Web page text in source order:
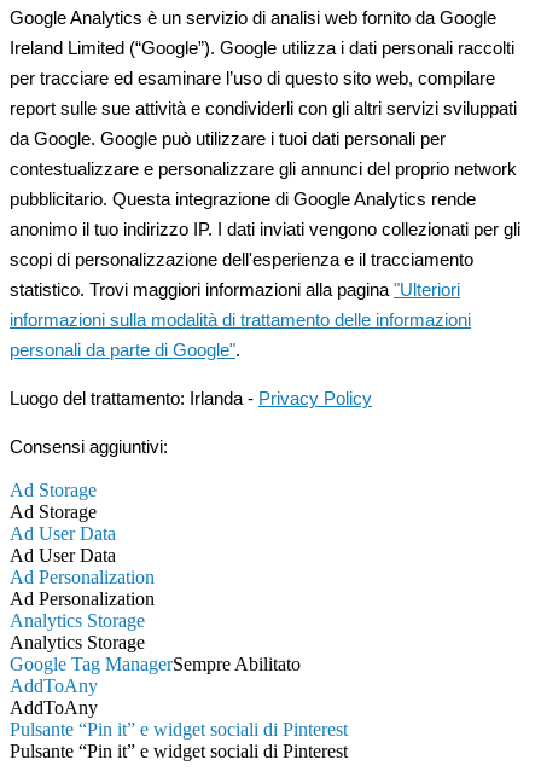
Google Analytics è un servizio di analisi web fornito da Google
Ireland Limited (“Google”). Google utilizza i dati personali raccolti
per tracciare ed esaminare l’uso di questo sito web, compilare
report sulle sue attività e condividerli con gli altri servizi sviluppati
da Google. Google può utilizzare i tuoi dati personali per
contestualizzare e personalizzare gli annunci del proprio network
pubblicitario. Questa integrazione di Google Analytics rende
anonimo il tuo indirizzo IP. I dati inviati vengono collezionati per gli
scopi di personalizzazione dell'esperienza e il tracciamento
statistico. Trovi maggiori informazioni alla pagina"Ulteriori
informazioni sulla modalità di trattamento delle informazioni
personali da parte di Google".
Luogo del trattamento: Irlanda - Privacy Policy
Consensi aggiuntivi:
Ad Storage
Ad Storage
Ad User Data
Ad User Data
Ad Personalization
Ad Personalization
Analytics Storage
Analytics Storage
Google Tag ManagerSempre Abilitato
AddToAny
AddToAny
Pulsante “Pin it” e widget sociali di Pinterest
Pulsante “Pin it” e widget sociali di Pinterest